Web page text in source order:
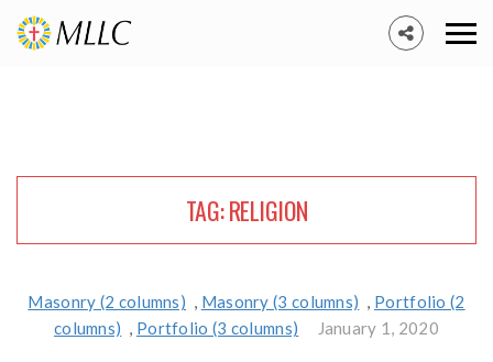
TAG:RELIGION
Masonry (2 columns) , Masonry (3 columns) , Portfolio (2
columns) , Portfolio (3 columns) January 1, 2020